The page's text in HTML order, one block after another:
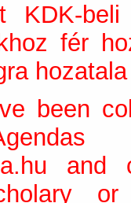
KDK-
fér
been